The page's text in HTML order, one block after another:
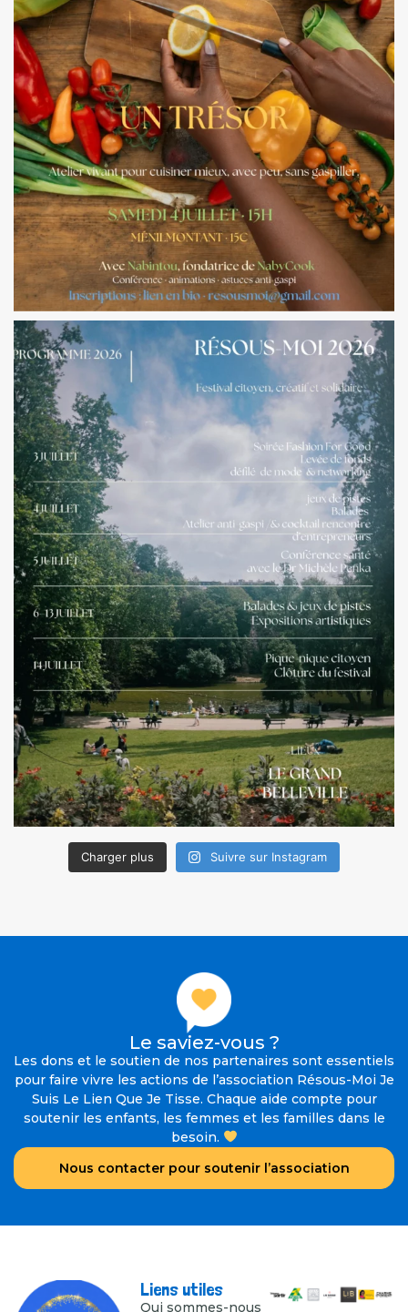
Charger plus Suivre sur Instagram
Le saviez-vous ?
Les dons et le soutien de nos partenaires sont essentiels
pour faire vivre les actions de l’association Résous-Moi Je
Suis Le Lien Que Je Tisse. Chaque aide compte pour
soutenir les enfants, les femmes et les familles dans le
besoin.
Nous contacter pour soutenir l’association
Liens utiles
Qui sommes-nous